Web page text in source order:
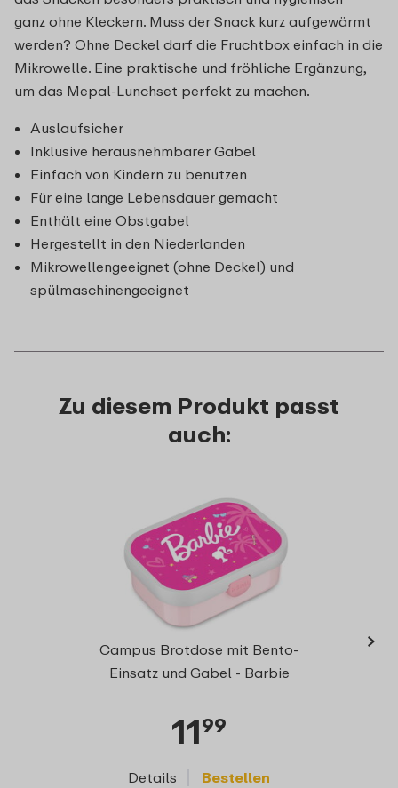
ganz ohne Kleckern. Muss der Snack kurz aufgewärmt
werden? Ohne Deckel darf die Fruchtbox einfach in die
Mikrowelle. Eine praktische und fröhliche Ergänzung,
um das Mepal-Lunchset perfekt zu machen.
Auslaufsicher
Inklusive herausnehmbarer Gabel
Einfach von Kindern zu benutzen
Für eine lange Lebensdauer gemacht
Enthält eine Obstgabel
Hergestellt in den Niederlanden
Mikrowellengeeignet (ohne Deckel) und
spülmaschinengeeignet
Zu diesem Produkt passt
auch:
Campus Brotdose mit Bento-
Einsatz und Gabel - Barbie
1199
Details Bestellen
›